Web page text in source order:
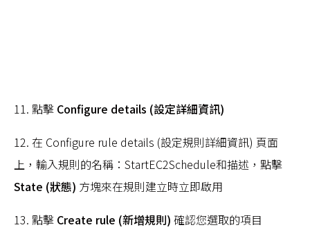
11. 點擊 Configure details (設定詳細資訊)
12. 在 Configure rule details (設定規則詳細資訊) 頁面
上，輸入規則的名稱：StartEC2Schedule和描述，點擊
State (狀態) 方塊來在規則建立時立即啟用
13. 點擊 Create rule (新增規則) 確認您選取的項目